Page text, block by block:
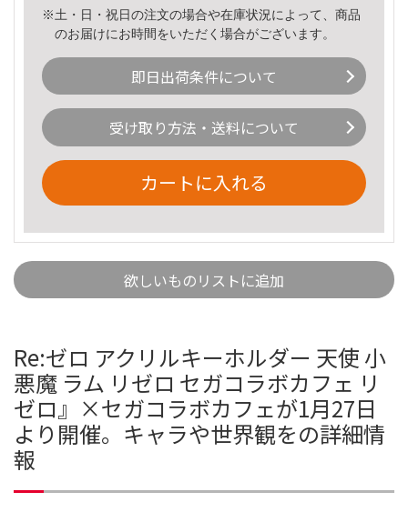
※土・日・祝日の注文の場合や在庫状況によって、商品
のお届けにお時間をいただく場合がございます。
即日出荷条件について
受け取り方法・送料について
カートに入れる
欲しいものリストに追加
Re:ゼロ アクリルキーホルダー 天使 小
悪魔 ラム リゼロ セガコラボカフェ リ
ゼロ』×セガコラボカフェが1月27日
より開催。キャラや世界観をの詳細情
報